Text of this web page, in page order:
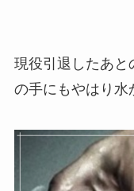
現役引退したあと
の手にもやはり水